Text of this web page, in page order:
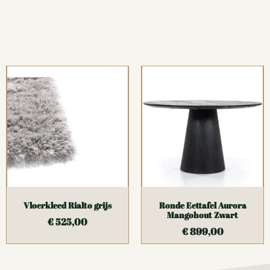
Vloerkleed Rialto grijs
€525,00
Ronde Eettafel Aurora
Mangohout Zwart
€899,00